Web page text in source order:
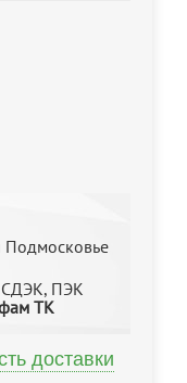
Подмосковье
ПЭК
ТК
доставки